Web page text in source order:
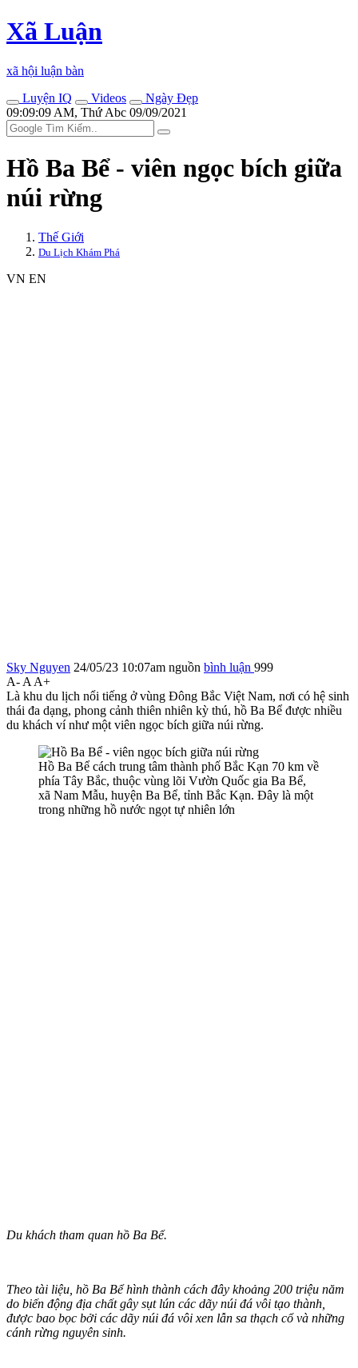
Xã Luận
xã hội luận bàn
Luyện IQ
Videos
Ngày Đẹp
09:09:09 AM, Thứ Abc 09/09/2021
Hồ Ba Bể - viên ngọc bích giữa
núi rừng
Thế Giới
Du Lịch Khám Phá
VN EN
Sky Nguyen 24/05/23 10:07am nguồn bình luận 999
A- A A+
Là khu du lịch nổi tiếng ở vùng Đông Bắc Việt Nam, nơi có hệ sinh
thái đa dạng, phong cảnh thiên nhiên kỳ thú, hồ Ba Bể được nhiều
du khách ví như một viên ngọc bích giữa núi rừng.
Hồ Ba Bể cách trung tâm thành phố Bắc Kạn 70 km về
phía Tây Bắc, thuộc vùng lõi Vườn Quốc gia Ba Bể,
xã Nam Mẫu, huyện Ba Bể, tỉnh Bắc Kạn. Đây là một
trong những hồ nước ngọt tự nhiên lớn
Du khách tham quan hồ Ba Bể.
Theo tài liệu, hồ Ba Bể hình thành cách đây khoảng 200 triệu năm
do biến động địa chất gây sụt lún các dãy núi đá vôi tạo thành,
được bao bọc bởi các dãy núi đá vôi xen lẫn sa thạch cổ và những
cánh rừng nguyên sinh.